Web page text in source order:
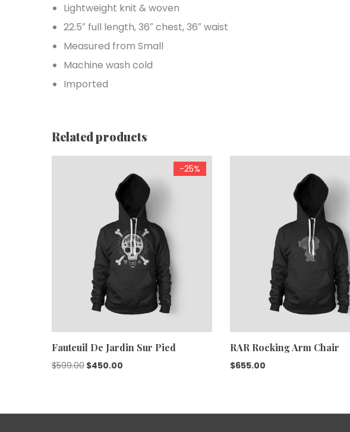
Lightweight knit & woven
22.5″ full length, 36″ chest, 36″ waist
Measured from Small
Machine wash cold
Imported
Related products
-25%
Fauteuil De Jardin Sur Pied
$599.00 $450.00
RAR Rocking Arm Chair
$655.00